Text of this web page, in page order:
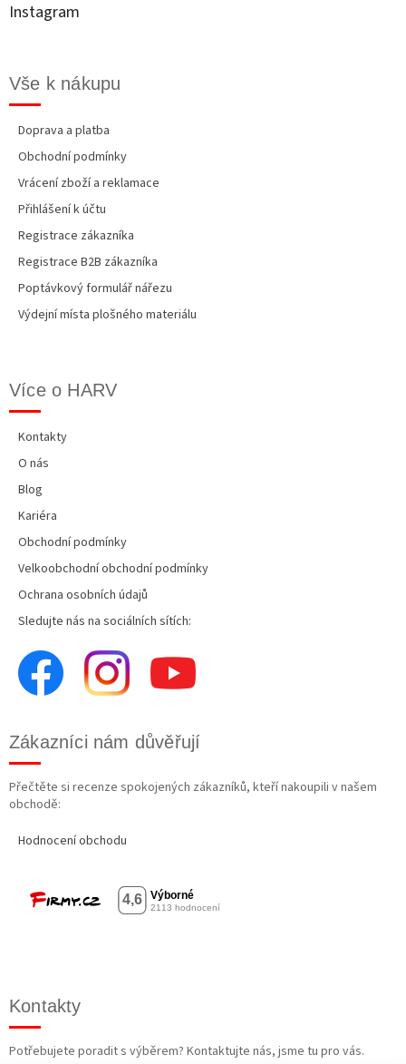
Instagram
Vše k nákupu
Doprava a platba
Obchodní podmínky
Vrácení zboží a reklamace
Přihlášení k účtu
Registrace zákazníka
Registrace B2B zákazníka
Poptávkový formulář nářezu
Výdejní místa plošného materiálu
Více o HARV
Kontakty
O nás
Blog
Kariéra
Obchodní podmínky
Velkoobchodní obchodní podmínky
Ochrana osobních údajů
Sledujte nás na sociálních sítích:
Zákazníci nám důvěřují
Přečtěte si recenze spokojených zákazníků, kteří nakoupili v našem
obchodě:
Hodnocení obchodu
Kontakty
Potřebujete poradit s výběrem? Kontaktujte nás, jsme tu pro vás.